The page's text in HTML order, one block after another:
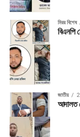
মিরর বিশেষ
বিএনপি
জাতীয়
আদালত